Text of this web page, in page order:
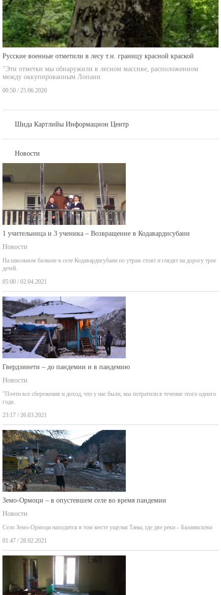
Русские военные отметили в лесу т.н. границу красной краской
"Эти отметки мы обнаружили в лесном массиве, расположенном
между оккупированным Лопани
00:50 / 25.06.2020
Шида Картлийы Информацион Центр
Новости
1 учительница и 3 ученика – Возвращение в Кодавардисубани
Новости
На школьном балконе в селе Кодавардисубани по утрам стоят и глядят на дорогу трое
детей.
05:00 / 02.04.2021
Гвердзинети – до пандемии и в пандемию
Новости
"Почти все сбережения и доход, что у нас были, мы потратили в течение этого одного
года.
23:17 / 26.03.2021
Земо-Ормоци – в опустевшем селе во время пандемии
Новости
Село Земо-Ормоци находится в том месте ущелья Таны, где две реки – Баланисхеви
01:47 / 28.02.2021